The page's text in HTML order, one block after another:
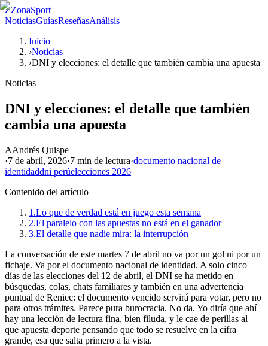
ZZonaSport
NoticiasGuíasReseñasAnálisis
Inicio
›Noticias
›DNI y elecciones: el detalle que también cambia una apuesta
Noticias
DNI y elecciones: el detalle que también
cambia una apuesta
AAndrés Quispe
·7 de abril, 2026·7 min de lectura·documento nacional de
identidaddni perúelecciones 2026
Contenido del artículo
1.Lo que de verdad está en juego esta semana
2.El paralelo con las apuestas no está en el ganador
3.El detalle que nadie mira: la interrupción
La conversación de este martes 7 de abril no va por un gol ni por un
fichaje. Va por el documento nacional de identidad. A solo cinco
días de las elecciones del 12 de abril, el DNI se ha metido en
búsquedas, colas, chats familiares y también en una advertencia
puntual de Reniec: el documento vencido servirá para votar, pero no
para otros trámites. Parece pura burocracia. No da. Yo diría que ahí
hay una lección de lectura fina, bien filuda, y le cae de perillas al
que apuesta deporte pensando que todo se resuelve en la cifra
grande, esa que salta primero a la vista.